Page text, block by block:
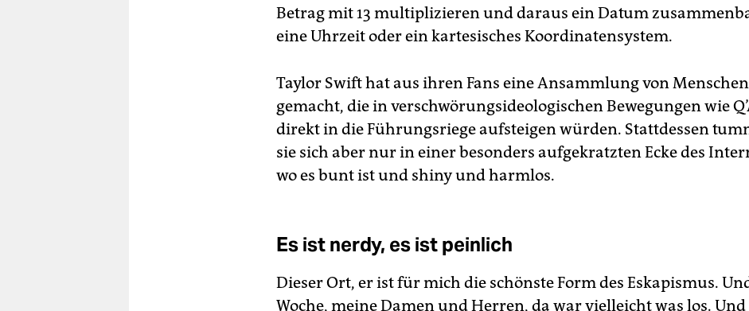
Betrag mit 13 multiplizieren und daraus ein Datum
eine Uhrzeit oder ein kartesisches Koordinatensystem.
Taylor Swift hat aus ihren Fans eine Ansammlung von Menschen
gemacht, die in verschwörungsideologischen Bewegungen wie
direkt in die Führungsriege aufsteigen würden. Stattdessen
sie sich aber nur in einer besonders aufgekratzten Ecke des
wo es bunt ist und shiny und harmlos.
Es ist nerdy, es ist peinlich
Dieser Ort, er ist für mich die schönste Form des Eskapismus.
Woche, meine Damen und Herren, da war vielleicht was los. Und